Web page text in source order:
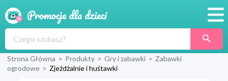
Produkty
Strona Główna > Produkty > Gry i zabawki > Zabawki
ogrodowe > Zjeżdżalnie i huśtawki